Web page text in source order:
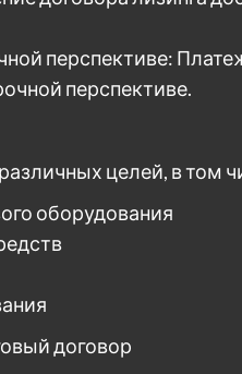
перспективе:
перспективе.
целей, в том
оборудования
договор